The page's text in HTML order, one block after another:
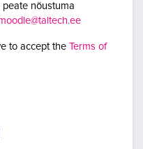
peate nõustuma
to accept the Terms of